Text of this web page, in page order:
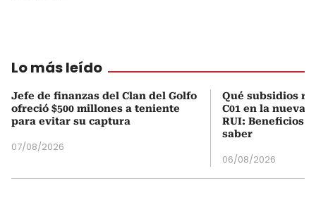
Lo más leído
Jefe de finanzas del Clan del Golfo
ofreció $500 millones a teniente
para evitar su captura
07/08/2026
Qué subsidios
C01 en la nueva
RUI: Beneficios
saber
06/08/2026